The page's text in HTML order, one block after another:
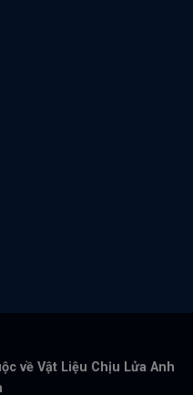
về Vật Liệu Chịu Lửa Anh